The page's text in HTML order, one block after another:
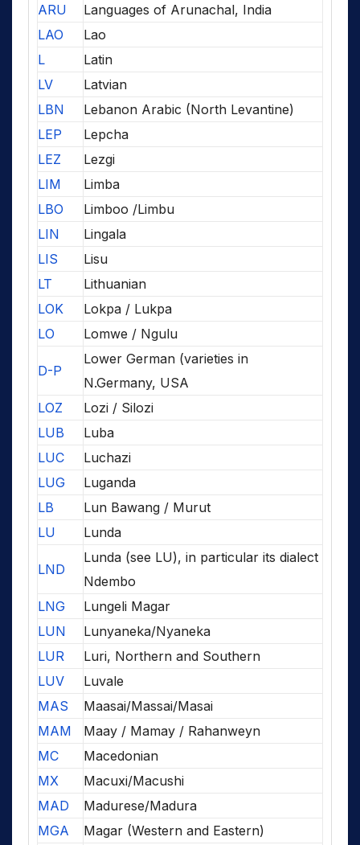
ARU
Languages of Arunachal, India
LAO
Lao
L
Latin
LV
Latvian
LBN
Lebanon Arabic (North Levantine)
LEP
Lepcha
LEZ
Lezgi
LIM
Limba
LBO
Limboo /Limbu
LIN
Lingala
LIS
Lisu
LT
Lithuanian
LOK
Lokpa / Lukpa
LO
Lomwe / Ngulu
D-P
Lower German (varieties in
N.Germany, USA
LOZ
Lozi / Silozi
LUB
Luba
LUC
Luchazi
LUG
Luganda
LB
Lun Bawang / Murut
LU
Lunda
LND
Lunda (see LU), in particular its dialect
Ndembo
LNG
Lungeli Magar
LUN
Lunyaneka/Nyaneka
LUR
Luri, Northern and Southern
LUV
Luvale
MAS
Maasai/Massai/Masai
MAM
Maay / Mamay / Rahanweyn
MC
Macedonian
MX
Macuxi/Macushi
MAD
Madurese/Madura
MGA
Magar (Western and Eastern)